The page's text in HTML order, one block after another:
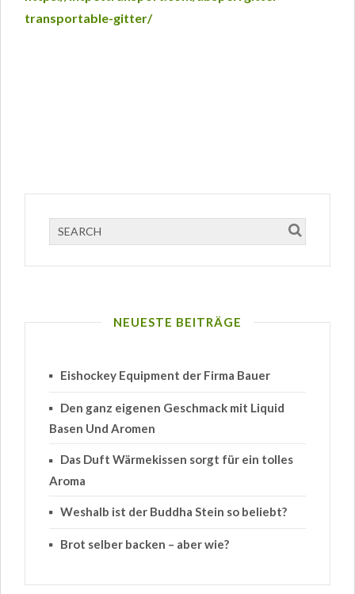
transportable-gitter/
NEUESTE BEITRÄGE
Eishockey Equipment der Firma Bauer
Den ganz eigenen Geschmack mit Liquid
Basen Und Aromen
Das Duft Wärmekissen sorgt für ein tolles
Aroma
Weshalb ist der Buddha Stein so beliebt?
Brot selber backen – aber wie?